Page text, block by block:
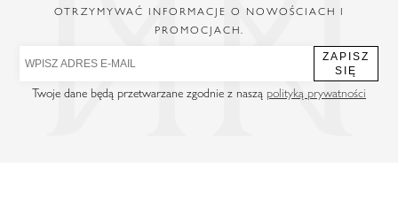
OTRZYMYWAĆ INFORMACJE O NOWOŚCIACH I
PROMOCJACH.
ZAPISZ
SIĘ
Twoje dane będą przetwarzane zgodnie z naszą polityką prywatności